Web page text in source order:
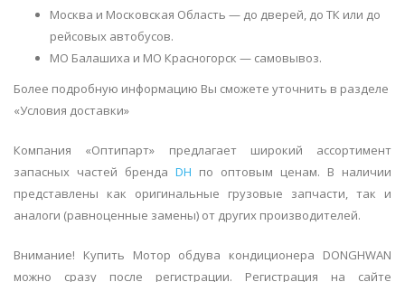
Москва и Московская Область — до дверей, до ТК или до
рейсовых автобусов.
МО Балашиха и МО Красногорск — самовывоз.
Более подробную информацию Вы сможете уточнить в разделе
«Условия доставки»
Компания «Оптипарт» предлагает широкий ассортимент
запасных частей бренда DH по оптовым ценам. В наличии
представлены как оригинальные грузовые запчасти, так и
аналоги (равноценные замены) от других производителей.
Внимание! Купить Мотор обдува кондиционера DONGHWAN
можно сразу после регистрации. Регистрация на сайте